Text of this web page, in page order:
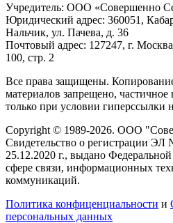
Учредитель: ООО «Совершенно
Юридический адрес: 360051,
Нальчик, ул. Пачева, д. 36
Почтовый адрес: 127247, г.
100, стр. 2
Все права защищены.
материалов запрещено,
только при условии гиперссылки
Copyright © 1989-2026. ООО
Свидетельство о регистрации
25.12.2020 г., выдано
сфере связи, информационных
коммуникаций.
Политика конфиценциальности и
персональных данных